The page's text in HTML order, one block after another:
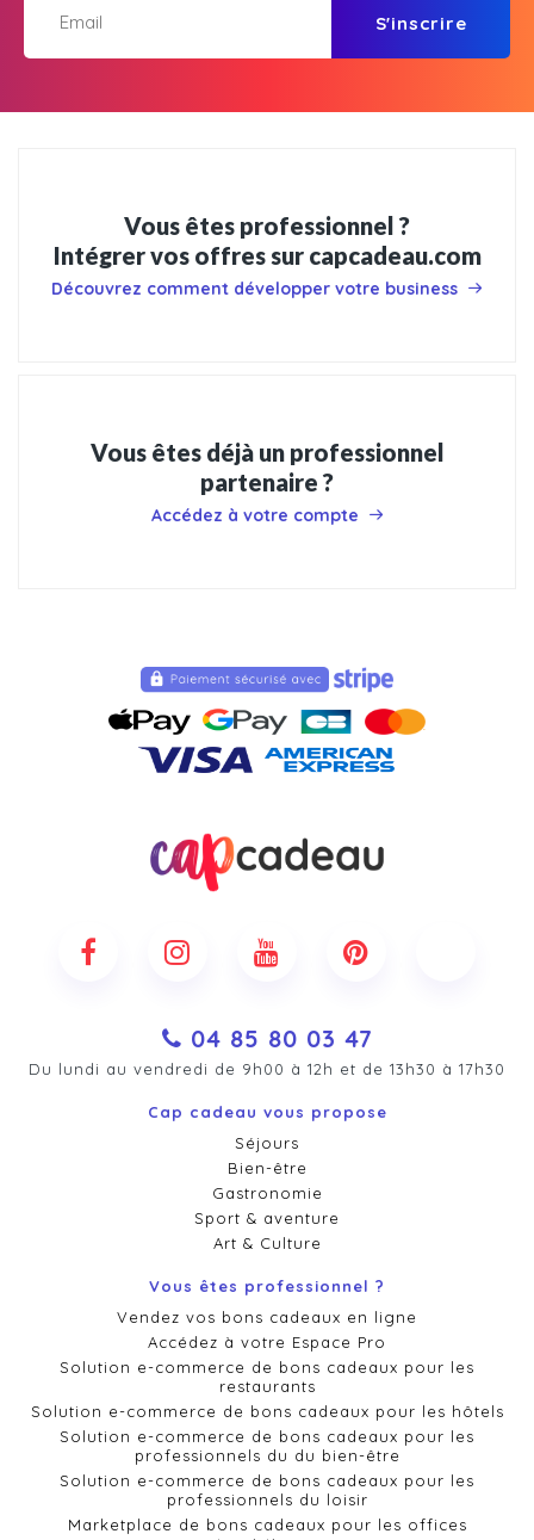
S'inscrire
Vous êtes professionnel ?
Intégrer vos offres sur capcadeau.com
Découvrez comment développer votre business
Vous êtes déjà un professionnel
partenaire ?
Accédez à votre compte
04 85 80 03 47
Du lundi au vendredi de 9h00 à 12h et de 13h30 à 17h30
Cap cadeau vous propose
Séjours
Bien-être
Gastronomie
Sport & aventure
Art & Culture
Vous êtes professionnel ?
Vendez vos bons cadeaux en ligne
Accédez à votre Espace Pro
Solution e-commerce de bons cadeaux pour les
restaurants
Solution e-commerce de bons cadeaux pour les hôtels
Solution e-commerce de bons cadeaux pour les
professionnels du du bien-être
Solution e-commerce de bons cadeaux pour les
professionnels du loisir
Marketplace de bons cadeaux pour les offices